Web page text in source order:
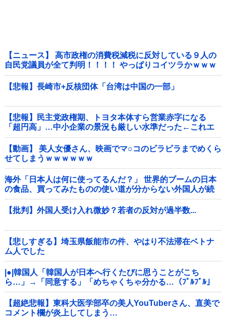
【ニュース】 高市政権の消費税減税に反対している９人の
自民党議員が全て判明！！！！ やっぱりコイツラかｗｗｗ
ｗｗ
【悲報】長崎市+反核団体「台湾は中国の一部」
【悲報】民主党政権期、トヨタ本体すら営業赤字になる
「超円高」…中小企業の景況も厳しい水準だった←これエ
グいよな他
【動画】 美人女優さん、映画でマ○コのビラビラまでめくら
せてしまうｗｗｗｗｗｗ
海外「日本人は何に使ってるんだ？」 世界的ブームの日本
の食品、買ってみたものの使い道が分からない外国人が続
出
【批判】外国人受け入れ微妙？若者の反対が過半数...
【悲しすぎる】埼玉県飯能市の件、やはり不法滞在ベトナ
ム人でした
|●|韓国人「韓国人が日本へ行くたびに思うことがこち
ら…」→「同意する」「めちゃくちゃ分かる…（ﾌﾞﾙﾌﾞﾙ」
＝韓国の反応
【超絶悲報】東科大医学部卒の美人YouTuberさん、直美で
コメント欄が炎上してしまう…